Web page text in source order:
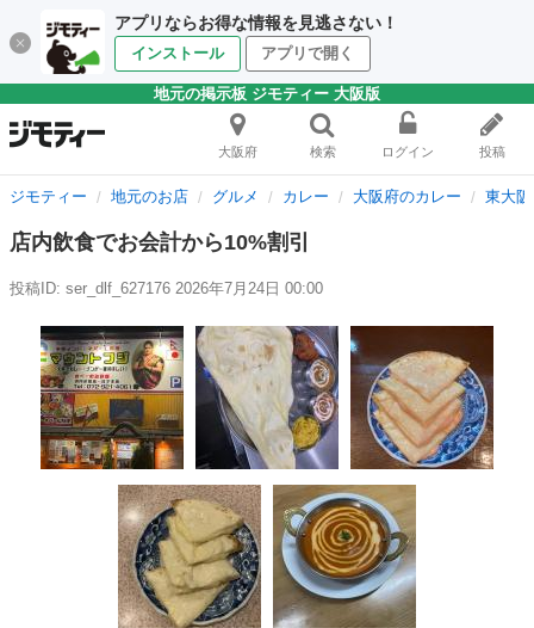
アプリならお得な情報を見逃さない！
インストール アプリで開く
地元の掲示板 ジモティー 大阪版
大阪府 検索 ログイン 投稿
ジモティー 地元のお店 グルメ カレー 大阪府のカレー 東大
店内飲食でお会計から10%割引
投稿ID: ser_dlf_627176 2026年7月24日 00:00